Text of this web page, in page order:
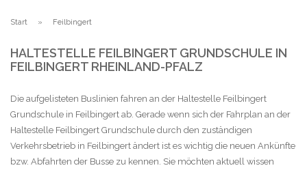
Start Feilbingert
HALTESTELLE FEILBINGERT GRUNDSCHULE IN
FEILBINGERT RHEINLAND-PFALZ
Die aufgelisteten Buslinien fahren an der Haltestelle Feilbingert
Grundschule in Feilbingert ab. Gerade wenn sich der Fahrplan an der
Haltestelle Feilbingert Grundschule durch den zuständigen
Verkehrsbetrieb in Feilbingert ändert ist es wichtig die neuen Ankünfte
bzw. Abfahrten der Busse zu kennen. Sie möchten aktuell wissen